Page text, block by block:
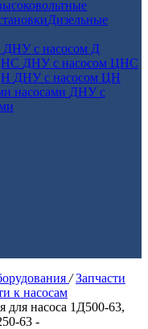
Дизельные
ДНУ с насосом Д
ДНУ с насосом ЦНС
ДНУ с насосом ЦН
ДНУ с
/ Запчасти
к насосам
для насоса 1Д500-63,
63 -